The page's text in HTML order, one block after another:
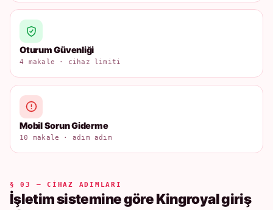
Oturum Güvenliği
4 makale · cihaz limiti
Mobil Sorun Giderme
10 makale · adım adım
§ 03 — CIHAZ ADIMLARI
İşletim sistemine göre Kingroyal giriş